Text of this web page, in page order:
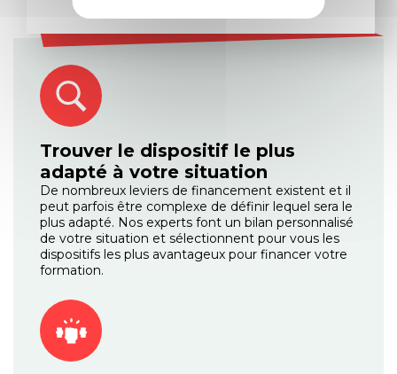
Trouver le dispositif le plus
adapté à votre situation
De nombreux leviers de financement existent et il
peut parfois être complexe de définir lequel sera le
plus adapté. Nos experts font un bilan personnalisé
de votre situation et sélectionnent pour vous les
dispositifs les plus avantageux pour financer votre
formation.